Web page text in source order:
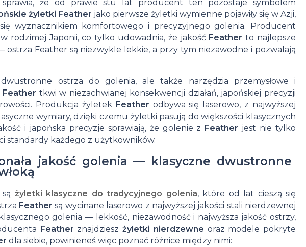
Kosmetyki
oczyszczania
twarzy dla
mężczyzn
do
tatuażu
Balsam
tatuażu
Kremy
do
tatuażu
filtrem
do
tatuażu
że od prawie stu lat producent ten pozostaje symbolem
żyletki Feather jako pierwsze żyletki wymienne pojawiły się w Azji,
wyznacznikiem komfortowego i precyzyjnego golenia. Producent
rodzimej Japonii, co tylko udowadnia, że jakość Featherto najlepsze
Feather są niezwykle lekkie, a przy tym niezawodne i pozwalają
ostrza do golenia, ale także narzędzia przemysłowe i
Feather tkwi w niezachwianej konsekwencji działań, japońskiej precyzji
Produkcja żyletek Feather odbywa się laserowo, z najwyższej
wymiary, dzięki czemu żyletki pasują do większości klasycznych
i japońska precyzje sprawiają, że golenie z Feather jest nie tylko
standardy każdego z użytkowników.
jakość golenia — klasyczne dwustronne
żyletki klasyczne do tradycyjnego golenia, które od lat cieszą się
Feathersą wycinane laserowo z najwyższej jakości stali nierdzewnej
golenia — lekkość, niezawodność i najwyższa jakość ostrzy,
Feather znajdzieszżyletki nierdzewne oraz modele pokryte
dla siebie, powinieneś więc poznać różnice między nimi: